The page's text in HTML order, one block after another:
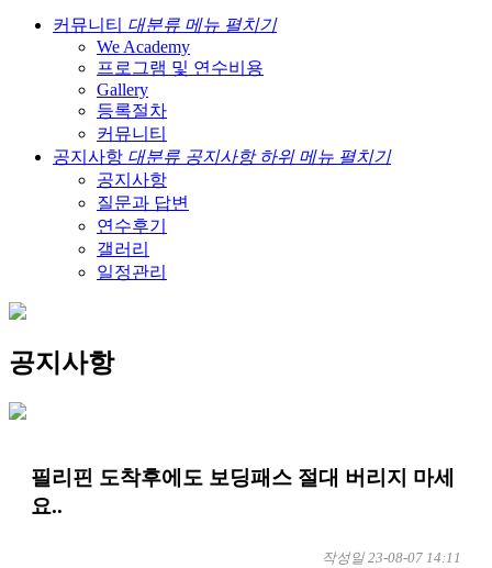
커뮤니티 대분류 메뉴 펼치기
We Academy
프로그램 및 연수비용
Gallery
등록절차
커뮤니티
공지사항 대분류 공지사항 하위 메뉴 펼치기
공지사항
질문과 답변
연수후기
갤러리
일정관리
공지사항
필리핀 도착후에도 보딩패스 절대 버리지 마세
요..
작성일 23-08-07 14:11